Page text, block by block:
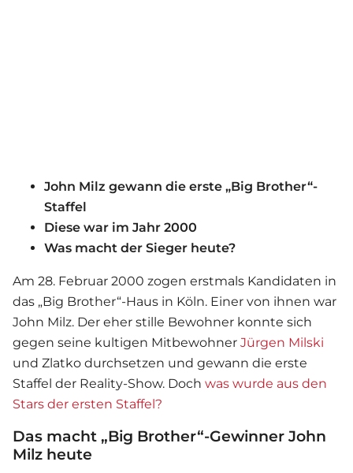
John Milz gewann die erste „Big Brother“-
Staffel
Diese war im Jahr 2000
Was macht der Sieger heute?
Am 28. Februar 2000 zogen erstmals Kandidaten in
das „Big Brother“-Haus in Köln. Einer von ihnen war
John Milz. Der eher stille Bewohner konnte sich
gegen seine kultigen Mitbewohner Jürgen Milski
und Zlatko durchsetzen und gewann die erste
Staffel der Reality-Show. Doch was wurde aus den
Stars der ersten Staffel?
Das macht „Big Brother“-Gewinner John
Milz heute